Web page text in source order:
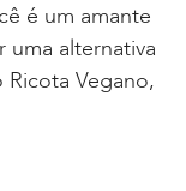
é um amante
alternativa
Vegano,